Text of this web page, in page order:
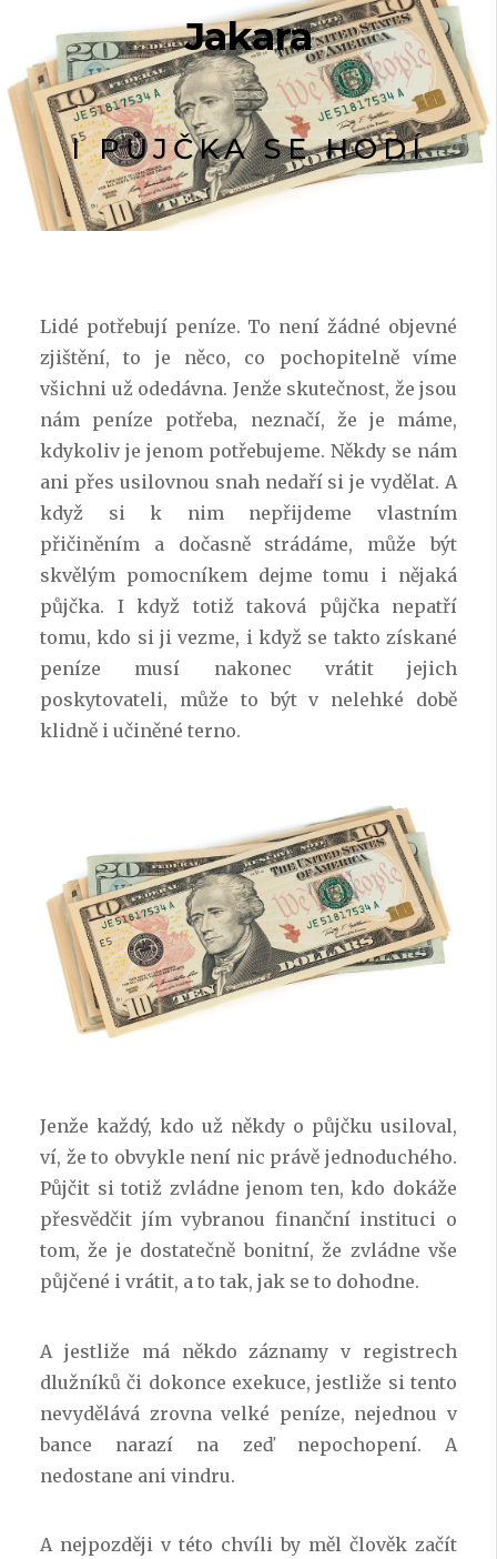
Jakara
I PŮJČKA SE HODÍ
Lidé potřebují peníze. To není žádné objevné
zjištění, to je něco, co pochopitelně víme
všichni už odedávna. Jenže skutečnost, že jsou
nám peníze potřeba, neznačí, že je máme,
kdykoliv je jenom potřebujeme. Někdy se nám
ani přes usilovnou snah nedaří si je vydělat. A
když si k nim nepřijdeme vlastním
přičiněním a dočasně strádáme, může být
skvělým pomocníkem dejme tomu i nějaká
půjčka. I když totiž taková půjčka nepatří
tomu, kdo si ji vezme, i když se takto získané
peníze musí nakonec vrátit jejich
poskytovateli, může to být v nelehké době
klidně i učiněné terno.
Jenže každý, kdo už někdy o půjčku usiloval,
ví, že to obvykle není nic právě jednoduchého.
Půjčit si totiž zvládne jenom ten, kdo dokáže
přesvědčit jím vybranou finanční instituci o
tom, že je dostatečně bonitní, že zvládne vše
půjčené i vrátit, a to tak, jak se to dohodne.
A jestliže má někdo záznamy v registrech
dlužníků či dokonce exekuce, jestliže si tento
nevydělává zrovna velké peníze, nejednou v
bance narazí na zeď nepochopení. A
nedostane ani vindru.
A nejpozději v této chvíli by měl člověk začít